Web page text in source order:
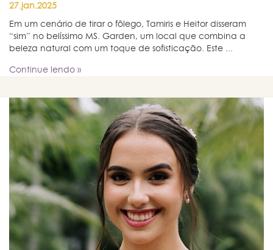
27.jan.2025
Em um cenário de tirar o fôlego, Tamiris e Heitor disseram
“sim” no belíssimo MS. Garden, um local que combina a
beleza natural com um toque de sofisticação. Este ...
Continue lendo »